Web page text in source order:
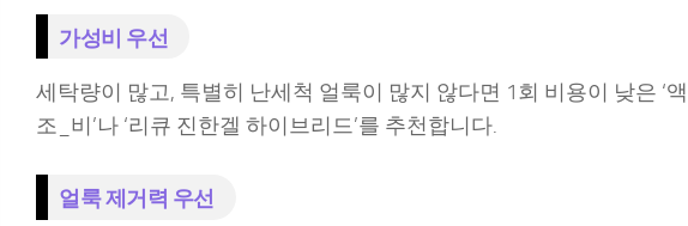
가성비 우선
세탁량이 많고, 특별히 난세척 얼룩이 많지 않다면 1회 비용이 낮은 ‘
조_비’나 ‘리큐 진한겔 하이브리드’를 추천합니다.
얼룩 제거력 우선